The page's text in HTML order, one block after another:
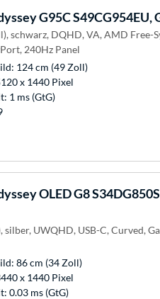
G95C
schwarz, DQHD, VA, AMD Free-
240Hz Panel
124 cm (49 Zoll)
x 1440 Pixel
1 ms (GtG)
OLED G8
silber, UWQHD, USB-C, Curved,
86 cm (34 Zoll)
x 1440 Pixel
0.03 ms (GtG)